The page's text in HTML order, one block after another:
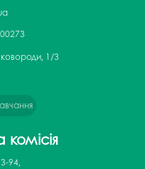
1/3
94,